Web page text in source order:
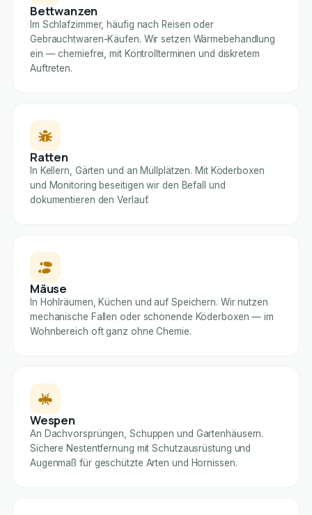
Bettwanzen
Im Schlafzimmer, häufig nach Reisen oder
Gebrauchtwaren-Käufen. Wir setzen Wärmebehandlung
ein — chemiefrei, mit Kontrollterminen und diskretem
Auftreten.
Ratten
In Kellern, Gärten und an Müllplätzen. Mit Köderboxen
und Monitoring beseitigen wir den Befall und
dokumentieren den Verlauf.
Mäuse
In Hohlräumen, Küchen und auf Speichern. Wir nutzen
mechanische Fallen oder schonende Köderboxen — im
Wohnbereich oft ganz ohne Chemie.
Wespen
An Dachvorsprüngen, Schuppen und Gartenhäusern.
Sichere Nestentfernung mit Schutzausrüstung und
Augenmaß für geschützte Arten und Hornissen.